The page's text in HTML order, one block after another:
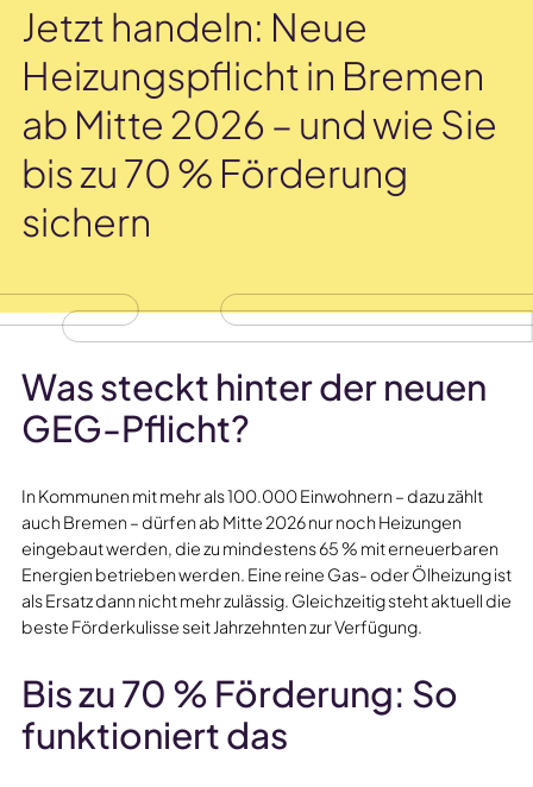
Jetzt handeln: Neue
Heizungspflicht in Bremen
ab Mitte 2026 – und wie Sie
bis zu 70 % Förderung
sichern
Was steckt hinter der neuen
GEG-Pflicht?
In Kommunen mit mehr als 100.000 Einwohnern – dazu zählt
auch Bremen – dürfen ab Mitte 2026 nur noch Heizungen
eingebaut werden, die zu mindestens 65 % mit erneuerbaren
Energien betrieben werden. Eine reine Gas- oder Ölheizung ist
als Ersatz dann nicht mehr zulässig. Gleichzeitig steht aktuell die
beste Förderkulisse seit Jahrzehnten zur Verfügung.
Bis zu 70 % Förderung: So
funktioniert das